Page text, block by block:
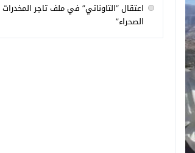
اعتقال “التاوناتي” في ملف تاجر
الصحراء”